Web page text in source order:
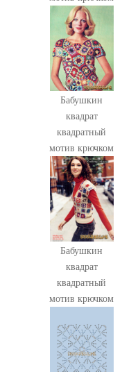
Бабушкин
квадрат
квадратный
мотив крючком
Бабушкин
квадрат
квадратный
мотив крючком